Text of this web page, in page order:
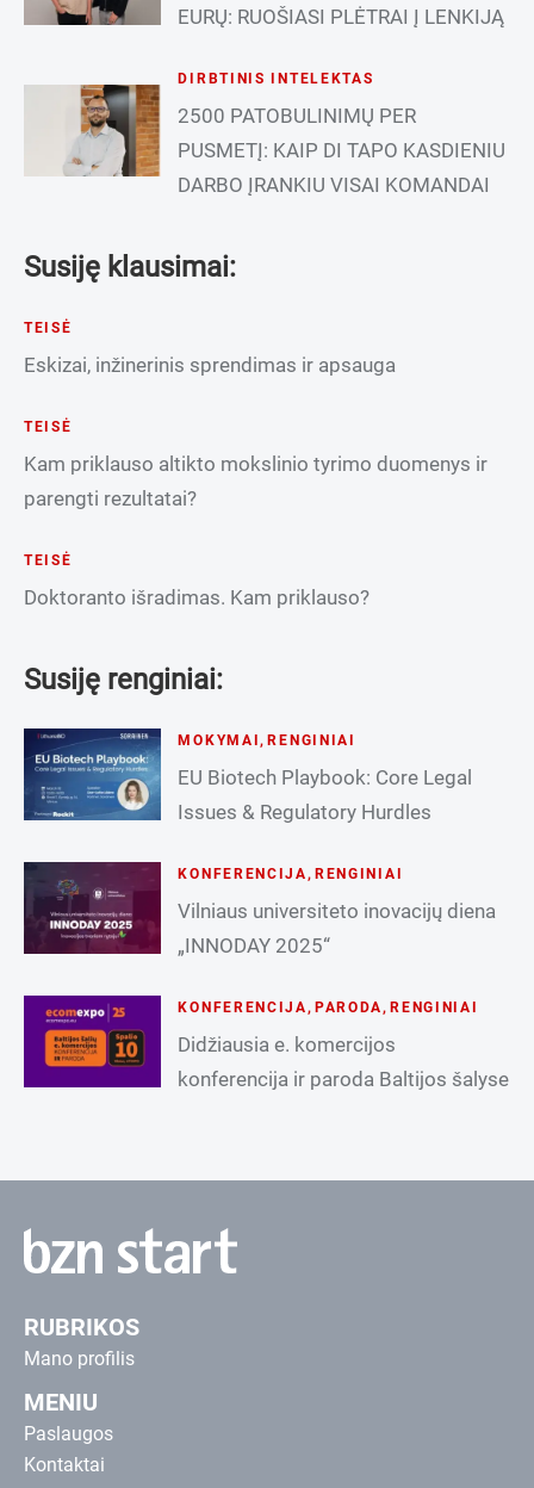
EURŲ: RUOŠIASI PLĖTRAI Į LENKIJĄ
DIRBTINIS INTELEKTAS
2500 PATOBULINIMŲ PER
PUSMETĮ: KAIP DI TAPO KASDIENIU
DARBO ĮRANKIU VISAI KOMANDAI
Susiję klausimai:
TEISĖ
Eskizai, inžinerinis sprendimas ir apsauga
TEISĖ
Kam priklauso altikto mokslinio tyrimo duomenys ir
parengti rezultatai?
TEISĖ
Doktoranto išradimas. Kam priklauso?
Susiję renginiai:
MOKYMAI ,RENGINIAI
EU Biotech Playbook: Core Legal
Issues & Regulatory Hurdles
KONFERENCIJA , RENGINIAI
Vilniaus universiteto inovacijų diena
„INNODAY 2025“
KONFERENCIJA , PARODA ,RENGINIAI
Didžiausia e. komercijos
konferencija ir paroda Baltijos šalyse
RUBRIKOS
Mano profilis
MENIU
Paslaugos
Kontaktai